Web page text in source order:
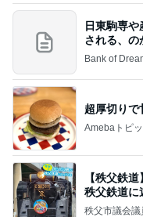
日東駒専
される、の
Bank of
超厚切りで
Amebaトピ
【秩父鉄
秩父鉄道に
秩父市議会議